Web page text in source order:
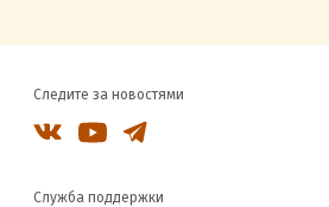
Следите за новостями
Служба поддержки